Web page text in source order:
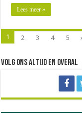
Lees meer »
1 2 3 4 5
Volg ons altijd en overal